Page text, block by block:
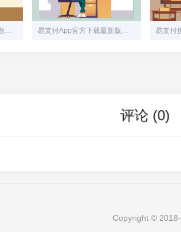
码支付系统：中小商家的数字化收款利器与实战指南 易支付App官方下载最新版指南：安全、便捷、一步到位
评论 (0)
Copyright © 2018-